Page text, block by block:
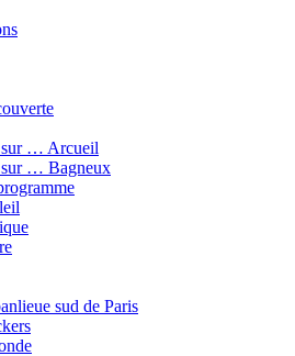
sur … Arcueil
… Bagneux
sud de Paris